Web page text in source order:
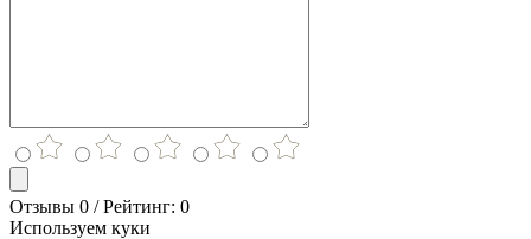
Отзывы 0 / Рейтинг: 0
Используем куки